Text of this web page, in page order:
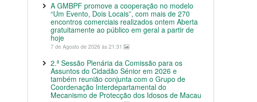
A GMBPF promove a cooperação no modelo
“Um Evento, Dois Locais”, com mais de 270
encontros comerciais realizados ontem Aberta
gratuitamente ao público em geral a partir de
hoje
7 de Agosto de 2026 às 21:31
2.ª Sessão Plenária da Comissão para os
Assuntos do Cidadão Sénior em 2026 e
também reunião conjunta com o Grupo de
Coordenação Interdepartamental do
Mecanismo de Protecção dos Idosos de Macau